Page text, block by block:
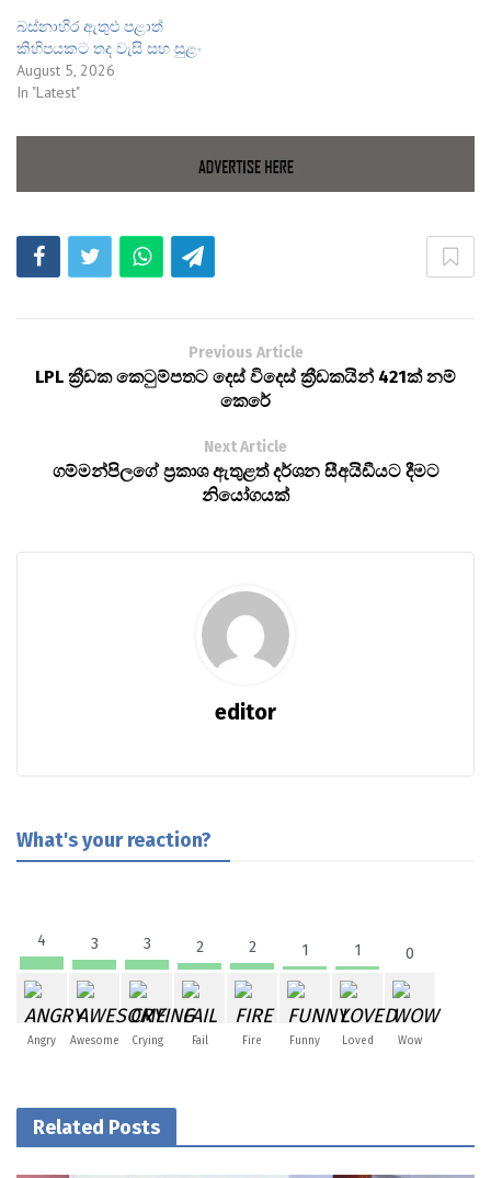
බස්නාහිර ඇතුළු පළාත්
කිහිපයකට තද වැසි සහ සුළං
August 5, 2026
In "Latest"
Previous Article
LPL ක්‍රීඩක කෙටුම්පතට දෙස් විදෙස් ක්‍රීඩකයින් 421ක් නම්
කෙරේ
Next Article
ගම්මන්පිලගේ ප්‍රකාශ ඇතුළත් දර්ශන සීඅයිඩීයට දීමට
නියෝගයක්
editor
What's your reaction?
4
Angry
3
Awesome
3
Crying
2
Fail
2
Fire
1
Funny
1
Loved
0
Wow
Related Posts